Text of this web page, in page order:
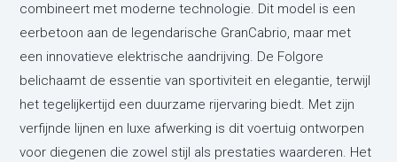
combineert met moderne technologie. Dit model is een
eerbetoon aan de legendarische GranCabrio, maar met
een innovatieve elektrische aandrijving. De Folgore
belichaamt de essentie van sportiviteit en elegantie, terwijl
het tegelijkertijd een duurzame rijervaring biedt. Met zijn
verfijnde lijnen en luxe afwerking is dit voertuig ontworpen
voor diegenen die zowel stijl als prestaties waarderen. Het